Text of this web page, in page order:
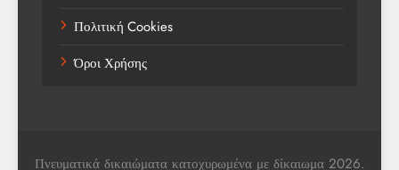
Αγροτικά Νέα
Αεροπορία
Πολιτική Cookies
Όροι Χρήσης
Πνευματικά δικαιώματα κατοχυρωμένα με δίκαιωμα 2026.